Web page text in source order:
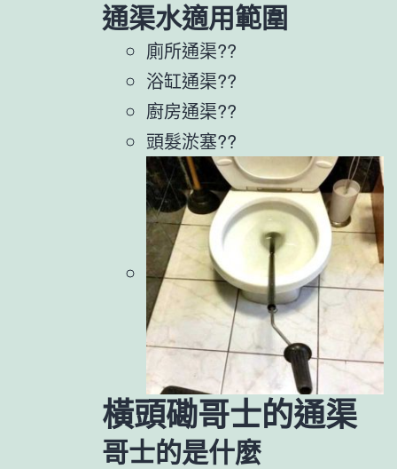
通渠水適用範圍
廁所通渠??
浴缸通渠??
廚房通渠??
頭髮淤塞??
橫頭磡哥士的通渠
哥士的是什麼